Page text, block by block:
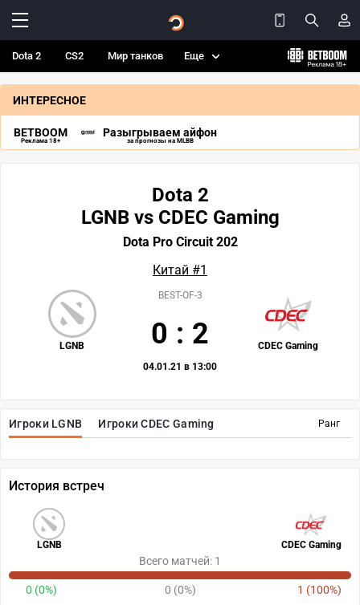
Dota 2 CS2 Мир танков Еще
ИНТЕРЕСНОЕ
BETBOOM
Реклама 18+
Разыгрываем айфон
за прогнозы на MLBB
Ранг
Игроки LGNB Игроки CDEC Gaming
Dota 2
LGNB vs CDEC Gaming
Dota Pro Circuit 202
Китай #1
LGNB CDEC Gaming
BEST-OF-3
0 : 2
04.01.21 в 13:00
История встреч
LGNB CDEC Gaming
Всего матчей: 1
0 (0%) 0 (0%) 1 (100%)